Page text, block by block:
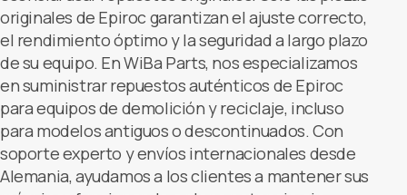
originales de Epiroc garantizan el ajuste correcto,
el rendimiento óptimo y la seguridad a largo plazo
de su equipo. En WiBa Parts, nos especializamos
en suministrar repuestos auténticos de Epiroc
para equipos de demolición y reciclaje, incluso
para modelos antiguos o descontinuados. Con
soporte experto y envíos internacionales desde
Alemania, ayudamos a los clientes a mantener sus